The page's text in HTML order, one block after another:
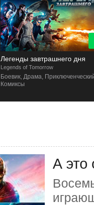
Легенды завтрашнего дня
Legends of Tomorrow
Боевик, Драма,
Комиксы
А это